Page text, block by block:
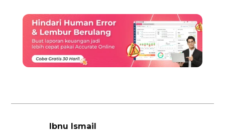
Ibnu Ismail